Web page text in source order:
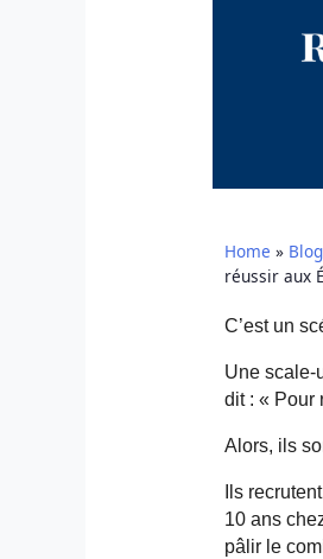
Home » Blog
réussir aux
C’est un
Une scale-
dit : « Pour
Alors, ils
Ils
10 ans
pâlir le